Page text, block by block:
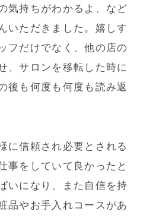
SHOP
気持ちがわかるよ、など
いただきました。嬉しす
フだけでなく、他の店の
、サロンを移転した時に
後も何度も何度も読み返
に信頼され必要とされる
事をしていて良かったと
いになり、また自信を持
品やお手入れコースがあ